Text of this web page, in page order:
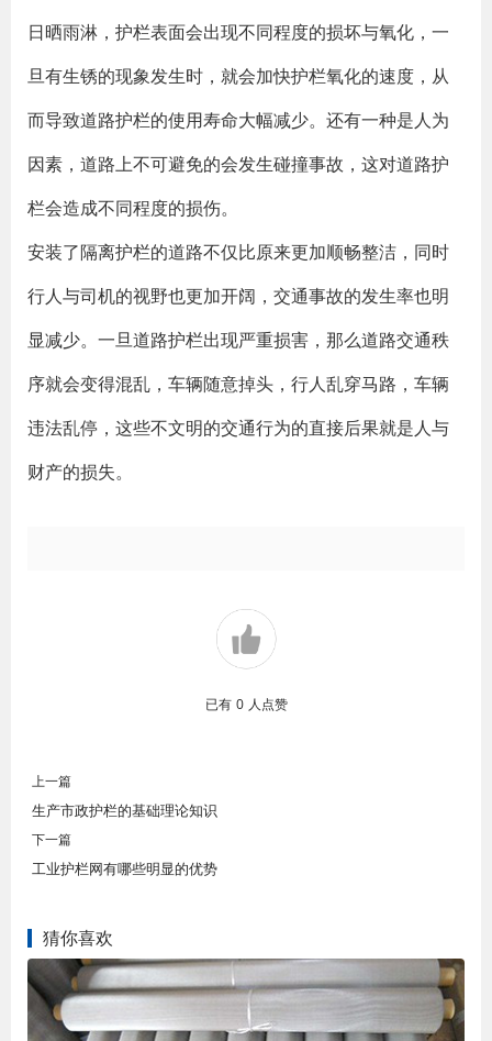
日晒雨淋，护栏表面会出现不同程度的损坏与氧化，一
旦有生锈的现象发生时，就会加快护栏氧化的速度，从
而导致道路护栏的使用寿命大幅减少。还有一种是人为
因素，道路上不可避免的会发生碰撞事故，这对道路护
栏会造成不同程度的损伤。
安装了隔离护栏的道路不仅比原来更加顺畅整洁，同时
行人与司机的视野也更加开阔，交通事故的发生率也明
显减少。一旦道路护栏出现严重损害，那么道路交通秩
序就会变得混乱，车辆随意掉头，行人乱穿马路，车辆
违法乱停，这些不文明的交通行为的直接后果就是人与
财产的损失。
已有 0 人点赞
上一篇
生产市政护栏的基础理论知识
下一篇
工业护栏网有哪些明显的优势
猜你喜欢